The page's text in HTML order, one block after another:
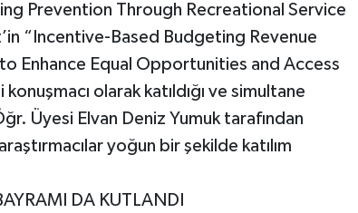
Prevention Through Recreational Service
“Incentive-Based Budgeting Revenue
Enhance Equal Opportunities and Access
olarak katıldığı ve simultane
Üyesi Elvan Deniz Yumuk tarafından
yoğun bir şekilde katılım
DA KUTLANDI